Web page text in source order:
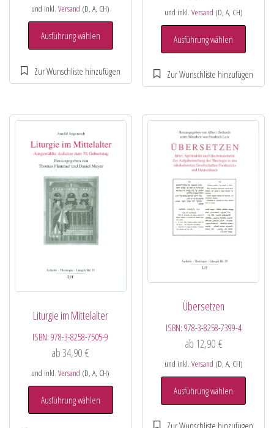
und inkl.Versand (D, A, CH)
Ausführung wählen
und inkl. Versand (D, A, CH)
Ausführung wählen
Liturgie im Mittelalter
ISBN:978-3-8258-7505-9
ab34,90€
und inkl.Versand (D, A, CH)
Ausführung wählen
Übersetzen
ISBN: 978-3-8258-7399-4
ab 12,90 €
und inkl. Versand (D, A, CH)
Ausführung wählen